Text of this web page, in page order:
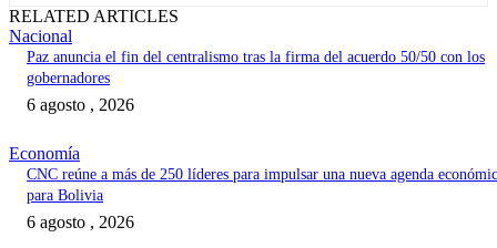
RELATED ARTICLES
Nacional
Paz anuncia el fin del centralismo tras la firma del acuerdo 50/50 con los
gobernadores
6 agosto , 2026
Economía
CNC reúne a más de 250 líderes para impulsar una nueva agenda
para Bolivia
6 agosto , 2026